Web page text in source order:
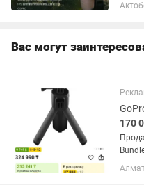
Вас могут
170